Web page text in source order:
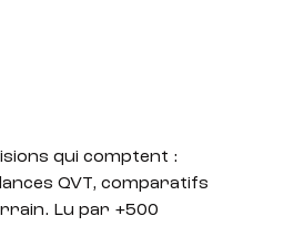
qui comptent :
QVT, comparatifs
Lu par +500